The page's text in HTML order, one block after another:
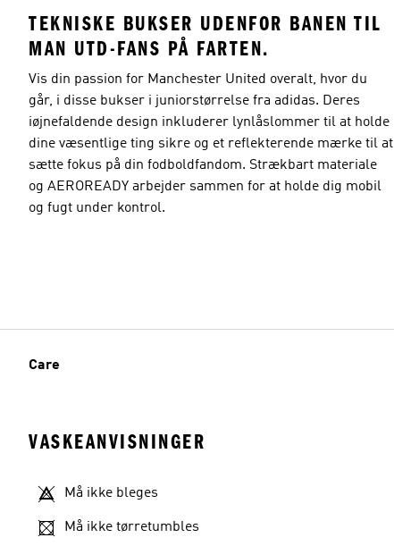
TEKNISKE BUKSER UDENFOR BANEN TIL
MAN UTD-FANS PÅ FARTEN.
Vis din passion for Manchester United overalt, hvor du
går, i disse bukser i juniorstørrelse fra adidas. Deres
iøjnefaldende design inkluderer lynlåslommer til at holde
dine væsentlige ting sikre og et reflekterende mærke til at
sætte fokus på din fodboldfandom. Strækbart materiale
og AEROREADY arbejder sammen for at holde dig mobil
og fugt under kontrol.
Care
VASKEANVISNINGER
Må ikke bleges
Må ikke tørretumbles